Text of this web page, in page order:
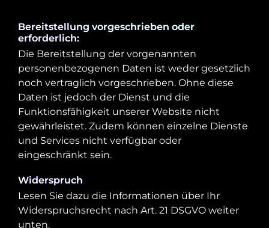
Bereitstellung vorgeschrieben oder
erforderlich:
Die Bereitstellung der vorgenannten
personenbezogenen Daten ist weder gesetzlich
noch vertraglich vorgeschrieben. Ohne diese
Daten ist jedoch der Dienst und die
Funktionsfähigkeit unserer Website nicht
gewährleistet. Zudem können einzelne Dienste
und Services nicht verfügbar oder
eingeschränkt sein.
Widerspruch
Lesen Sie dazu die Informationen über Ihr
Widerspruchsrecht nach Art. 21 DSGVO weiter
unten.